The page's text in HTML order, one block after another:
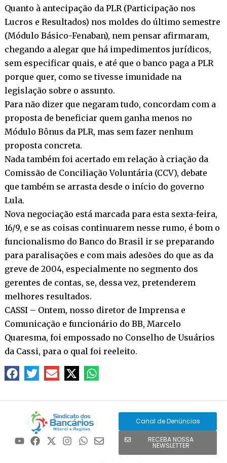
Quanto à antecipação da PLR (Participação nos
Lucros e Resultados) nos moldes do último semestre
(Módulo Básico-Fenaban), nem pensar afirmaram,
chegando a alegar que há impedimentos jurídicos,
sem especificar quais, e até que o banco paga a PLR
porque quer, como se tivesse imunidade na
legislação sobre o assunto.
Para não dizer que negaram tudo, concordam com a
proposta de beneficiar quem ganha menos no
Módulo Bônus da PLR, mas sem fazer nenhum
proposta concreta.
Nada também foi acertado em relação à criação da
Comissão de Conciliação Voluntária (CCV), debate
que também se arrasta desde o início do governo
Lula.
Nova negociação está marcada para esta sexta-feira,
16/9, e se as coisas continuarem nesse rumo, é bom o
funcionalismo do Banco do Brasil ir se preparando
para paralisações e com mais adesões do que as da
greve de 2004, especialmente no segmento dos
gerentes de contas, se, dessa vez, pretenderem
melhores resultados.
CASSI – Ontem, nosso diretor de Imprensa e
Comunicação e funcionário do BB, Marcelo
Quaresma, foi empossado no Conselho de Usuários
da Cassi, para o qual foi reeleito.
Canal de Denúncias
RECEBA NOSSA
NEWSLETTER